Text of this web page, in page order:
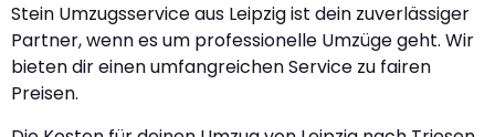
Stein Umzugsservice aus Leipzig ist dein zuverlässiger
Partner, wenn es um professionelle Umzüge geht. Wir
bieten dir einen umfangreichen Service zu fairen
Preisen.